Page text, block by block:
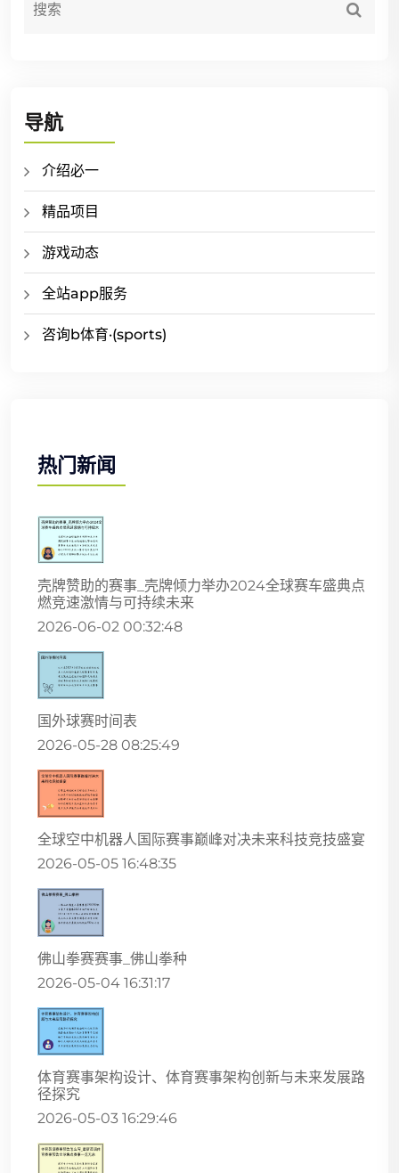
导航
介绍必一
精品项目
游戏动态
全站app服务
咨询b体育·(sports)
热门新闻
壳牌赞助的赛事_壳牌倾力举办2024全球赛车盛典点
燃竞速激情与可持续未来
2026-06-02 00:32:48
国外球赛时间表
2026-05-28 08:25:49
全球空中机器人国际赛事巅峰对决未来科技竞技盛宴
2026-05-05 16:48:35
佛山拳赛赛事_佛山拳种
2026-05-04 16:31:17
体育赛事架构设计、体育赛事架构创新与未来发展路
径探究
2026-05-03 16:29:46